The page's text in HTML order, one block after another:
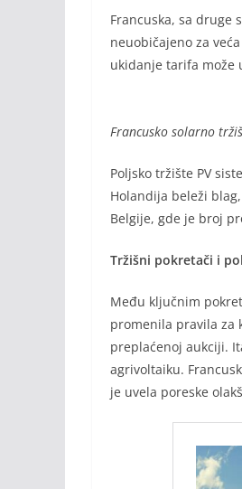
Francuska, sa druge
neuobičajeno za
ukidanje tarifa može
Francusko solarno
Poljsko tržište PV
Holandija beleži
Belgije, gde je broj
Tržišni pokretači i
Među ključnim
promenila pravila za
preplaćenoj aukciji.
agrivoltaiku.
je uvela poreske